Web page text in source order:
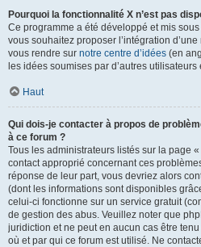
Pourquoi la fonctionnalité X n’est pas
Ce programme a été développé et mis
vous souhaitez proposer l’intégration
vous rendre sur notre centre d’idées (en
les idées soumises par d’autres
Haut
Qui dois-je contacter à propos de
à ce forum ?
Tous les administrateurs listés sur la page
contact approprié concernant ces
réponse de leur part, vous devriez alors
(dont les informations sont disponibles
celui-ci fonctionne sur un service gratuit
de gestion des abus. Veuillez noter que
juridiction et ne peut en aucun cas être
où et par qui ce forum est utilisé. Ne